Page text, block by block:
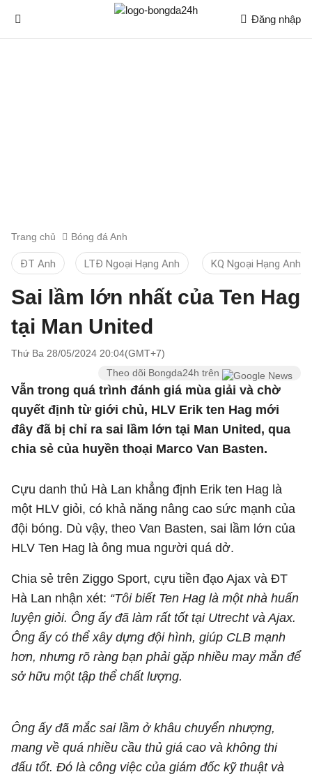
Đăng nhập
Trang chủ Bóng đá Anh
ĐT Anh LTĐ Ngoại Hạng Anh KQ Ngoại Hạng Anh
Sai lầm lớn nhất của Ten Hag
tại Man United
Thứ Ba 28/05/2024 20:04(GMT+7)
Theo dõi Bongda24h trên
Vẫn trong quá trình đánh giá mùa giải và chờ
quyết định từ giới chủ, HLV Erik ten Hag mới
đây đã bị chỉ ra sai lầm lớn tại Man United, qua
chia sẻ của huyền thoại Marco Van Basten.
Cựu danh thủ Hà Lan khẳng định Erik ten Hag là
một HLV giỏi, có khả năng nâng cao sức mạnh của
đội bóng. Dù vậy, theo Van Basten, sai lầm lớn của
HLV Ten Hag là ông mua người quá dở.
Chia sẻ trên Ziggo Sport, cựu tiền đạo Ajax và ĐT
Hà Lan nhận xét: “Tôi biết Ten Hag là một nhà huấn
luyện giỏi. Ông ấy đã làm rất tốt tại Utrecht và Ajax.
Ông ấy có thể xây dựng đội hình, giúp CLB mạnh
hơn, nhưng rõ ràng bạn phải gặp nhiều may mắn để
sở hữu một tập thể chất lượng.
Ông ấy đã mắc sai lầm ở khâu chuyển nhượng,
mang về quá nhiều cầu thủ giá cao và không thi
đấu tốt. Đó là công việc của giám đốc kỹ thuật và